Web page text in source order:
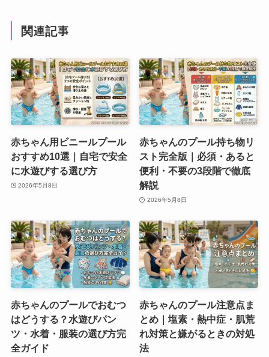
関連記事
赤ちゃん用ビニールプール
おすすめ10選｜自宅で安全
に水遊びする選び方
2026年5月8日
赤ちゃんのプール持ち物リ
スト完全版｜必須・あると
便利・不要の3段階で徹底
解説
2026年5月8日
赤ちゃんのプールでおむつ
はどうする？水遊びパン
ツ・水着・服装の選び方完
全ガイド
赤ちゃんのプール注意点ま
とめ｜塩素・熱中症・肌荒
れ対策と嫌がるときの対処
法